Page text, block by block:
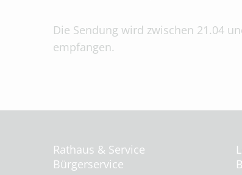
Die Sendung wird zwischen 21.04
empfangen.
Rathaus & Service
Bürgerservice